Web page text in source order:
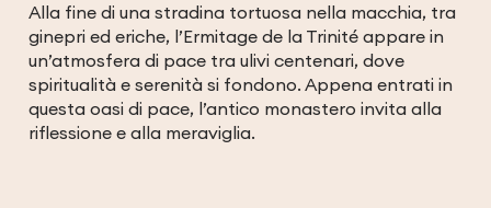
Alla fine di una stradina tortuosa nella macchia, tra
ginepri ed eriche, l’Ermitage de la Trinité appare in
un’atmosfera di pace tra ulivi centenari, dove
spiritualità e serenità si fondono. Appena entrati in
questa oasi di pace, l’antico monastero invita alla
riflessione e alla meraviglia.